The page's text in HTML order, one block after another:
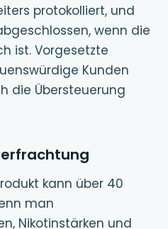
protokolliert, und
wenn die
ist. Vorgesetzte
Kunden
die Übersteuerung
kann über 40
man
Nikotinstärken und